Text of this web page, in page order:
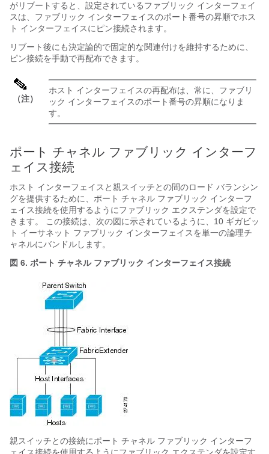
がリブートすると、設定されているファブリック インターフェイ
スは、ファブリック インターフェイスのポート番号の昇順でホス
ト インターフェイスにピン接続されます。
リブート後にも決定論的で固定的な関連付けを維持するために、
ピン接続を手動で再配布できます。
（注）
ホスト インターフェイスの再配布は、常に、ファブリ
ック インターフェイスのポート番号の昇順になりま
す。
ポート チャネル ファブリック インターフ
ェイス接続
ホスト インターフェイスと親スイッチとの間のロード バランシン
グを提供するために、ポート チャネル ファブリック インターフ
ェイス接続を使用するようにファブリック エクステンダを設定で
きます。 この接続は、次の図に示されているように、10 ギガビッ
ト イーサネット ファブリック インターフェイスを単一の論理チ
ャネルにバンドルします。
図 6. ポート チャネル ファブリック インターフェイス接続
親スイッチとの接続にポート チャネル ファブリック インターフ